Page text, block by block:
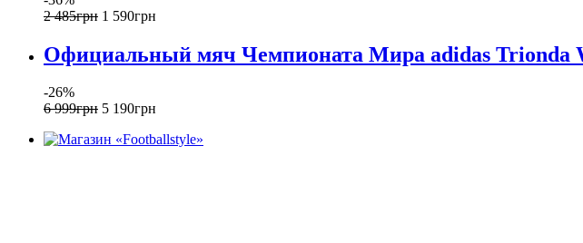
2 485грн 1 590грн
Официальный мяч Чемпионата Мира adidas Trionda
-26%
6 999грн 5 190грн